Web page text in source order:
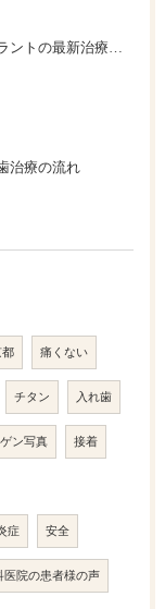
治療の流れ
都 痛くない
チタン 入れ歯
ン写真 接着
症 安全
医院の患者様の声